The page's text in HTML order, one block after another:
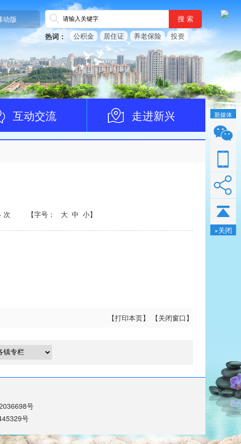
动版 搜 索
热词： 公积金 居住证 养老保险 投资
互动交流 走进新兴
次 【字号： 大 中 小】
【打印本页】 【关闭窗口 】
号
号
新媒体
×关闭